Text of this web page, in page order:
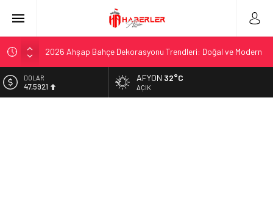
2026 Ahşap Bahçe Dekorasyonu Trendleri: Doğal ve Modern
Organik Büyüme Stratejisi: Uzun Vadede Sosyal Medya
DOLAR
47,5921
AFYON 32°C
AÇIK